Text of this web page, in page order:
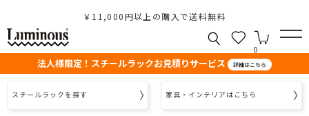
￥11,000円以上の購入で送料無料
0
法人様限定！スチールラックお見積りサービス 詳細はこちら
スチールラックを探す 家具・インテリアはこちら